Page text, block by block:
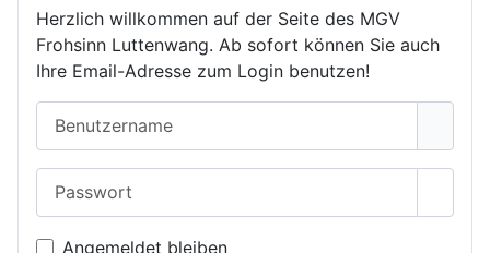
Herzlich willkommen auf der Seite des MGV
Frohsinn Luttenwang. Ab sofort können Sie auch
Ihre Email-Adresse zum Login benutzen!
Angemeldet bleiben